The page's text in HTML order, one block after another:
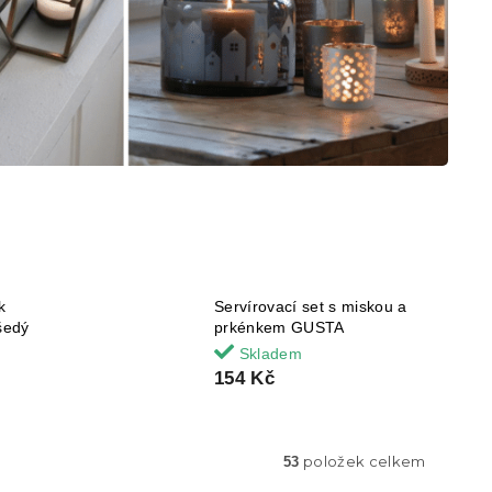
Servírovací set s miskou a
prkénkem GUSTA
Skladem
154 Kč
53 položek celkem